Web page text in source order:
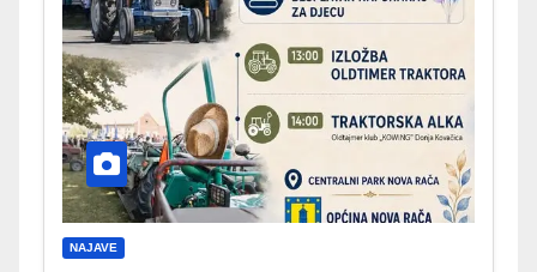
NAJAVE